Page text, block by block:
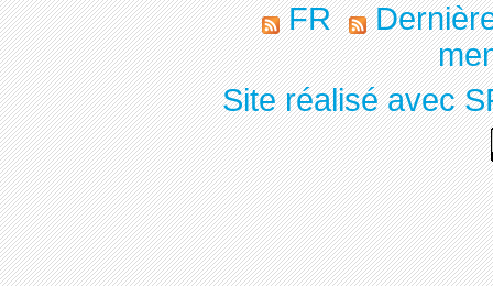
FR
Site réalisé avec